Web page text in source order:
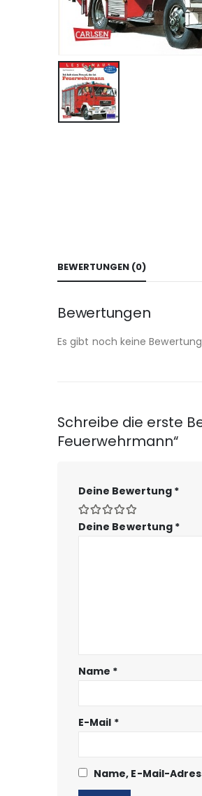
BEWERTUNGEN (0)
Bewertungen
Es gibt noch keine
Schreibe die erste
Feuerwehrmann“
Deine Bewertung *
Deine Bewertung *
Name *
E-Mail *
Name, E-Mail-